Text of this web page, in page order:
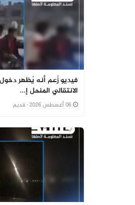
فيديو زُعم أنه يُظهر
الانتقالي المنحل إ...
· قديم